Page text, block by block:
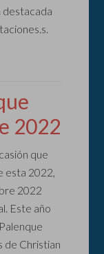
destacada
2022
que
esta 2022,
2022
Este año
de Christian